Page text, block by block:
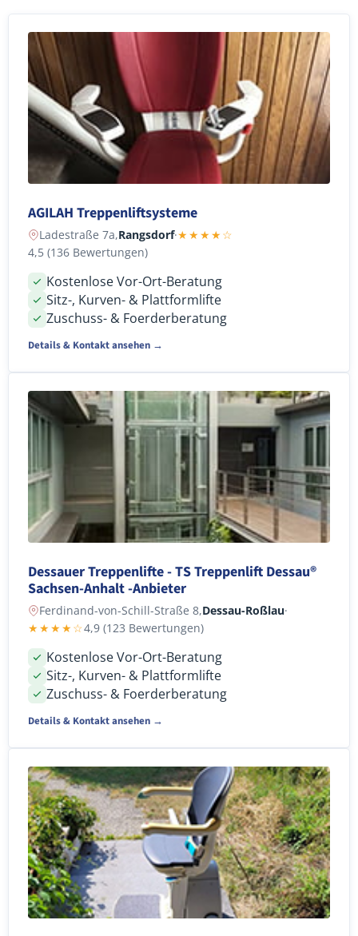
AGILAH Treppenliftsysteme
Ladestraße 7a,Rangsdorf·★★★★☆
4,5 (136 Bewertungen)
Kostenlose Vor-Ort-Beratung
Sitz-, Kurven- & Plattformlifte
Zuschuss- & Foerderberatung
Details & Kontakt ansehen →
Dessauer Treppenlifte - TS Treppenlift Dessau®
Sachsen-Anhalt -Anbieter
Ferdinand-von-Schill-Straße 8,Dessau-Roßlau·
★★★★☆4,9 (123 Bewertungen)
Kostenlose Vor-Ort-Beratung
Sitz-, Kurven- & Plattformlifte
Zuschuss- & Foerderberatung
Details & Kontakt ansehen →